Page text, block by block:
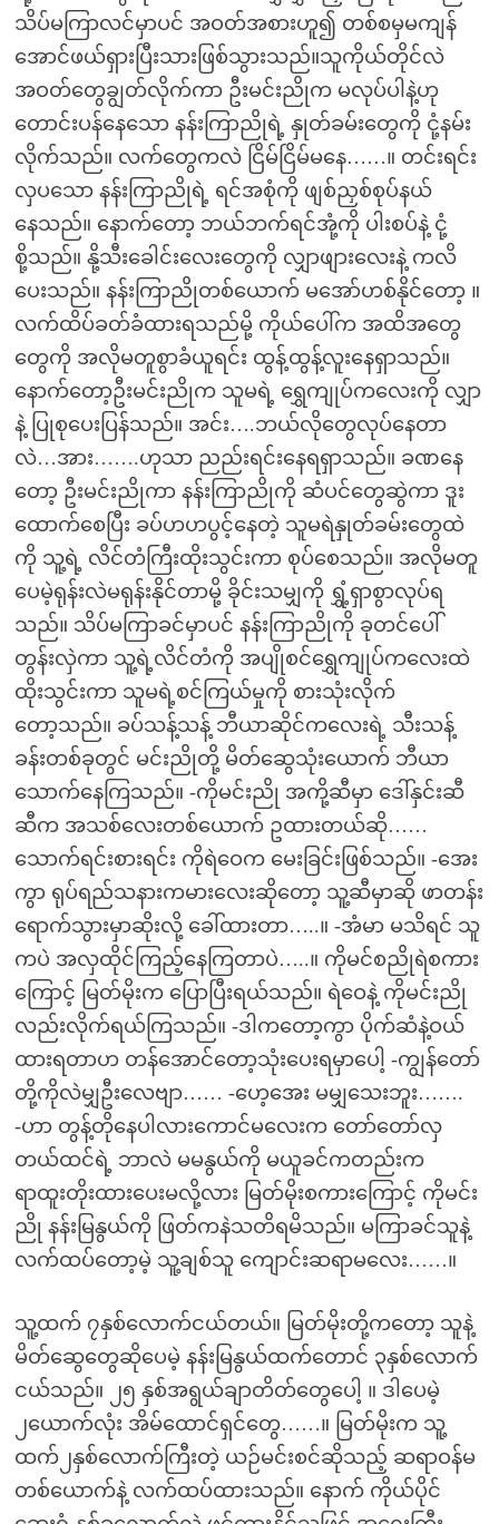
သိပ်မကြာလင်မှာပင် အဝတ်အစားဟူ၍ တစ်စမှမကျန်
အောင်ဖယ်ရှားပြီးသားဖြစ်သွားသည်။သူကိုယ်တိုင်လဲ
အဝတ်တွေချွတ်လိုက်ကာ ဦးမင်းညိုက မလုပ်ပါနဲ့ဟု
တောင်းပန်နေသော နန်းကြာညိုရဲ့ နှုတ်ခမ်းတွေကို ငုံ့နမ်း
လိုက်သည်။ လက်တွေကလဲ ငြိမ်ငြိမ်မနေ……။ တင်းရင်း
လှပသော နန်းကြာညိုရဲ့ ရင်အစုံကို ဖျစ်ညှစ်စုပ်နယ်
နေသည်။ နောက်တော့ ဘယ်ဘက်ရင်အုံ့ကို ပါးစပ်နဲ့ ငုံ့
စို့သည်။ နို့သီးခေါင်းလေးတွေကို လျှာဖျားလေးနဲ့ ကလိ
ပေးသည်။ နန်းကြာညိုတစ်ယောက် မအော်ဟစ်နိုင်တော့ ။
လက်ထိပ်ခတ်ခံထားရသည်မို့ ကိုယ်ပေါ်က အထိအတွေ
တွေကို အလိုမတူစွာခံယူရင်း ထွန့်ထွန့်လူးနေရှာသည်။
နောက်တော့ဦးမင်းညိုက သူမရဲ့ ရွှေကျုပ်ကလေးကို လျှာ
နဲ့ ပြုစုပေးပြန်သည်။ အင်း….ဘယ်လိုတွေလုပ်နေတာ
လဲ…အား…….ဟုသာ ညည်းရင်းနေရရှာသည်။ ခဏနေ
တော့ ဦးမင်းညိုကာ နန်းကြာညိုကို ဆံပင်တွေဆွဲကာ ဒူး
ထောက်စေပြီး ခပ်ဟဟပွင့်နေတဲ့ သူမရဲနှုတ်ခမ်းတွေထဲ
ကို သူ့ရဲ့ လိင်တံကြီးထိုးသွင်းကာ စုပ်စေသည်။ အလိုမတူ
ပေမဲ့ရုန်းလဲမရုန်းနိုင်တာမို့ ခိုင်းသမျှကို ရွှံ့ရှာစွာလုပ်ရ
သည်။ သိပ်မကြာခင်မှာပင် နန်းကြာညိုကို ခုတင်ပေါ်
တွန်းလှဲကာ သူ့ရဲ့လိင်တံကို အပျိုစင်ရွှေကျုပ်ကလေးထဲ
ထိုးသွင်းကာ သူမရဲ့စင်ကြယ်မှုကို စားသုံးလိုက်
တော့သည်။ ခပ်သန့်သန့် ဘီယာဆိုင်ကလေးရဲ့ သီးသန့်
ခန်းတစ်ခုတွင် မင်းညိုတို့ မိတ်ဆွေသုံးယောက် ဘီယာ
သောက်နေကြသည်။ -ကိုမင်းညို အကို့ဆီမှာ ဒေါ်နှင်းဆီ
ဆီက အသစ်လေးတစ်ယောက် ဥထားတယ်ဆို……
သောက်ရင်းစားရင်း ကိုရဲဝေက မေးခြင်းဖြစ်သည်။ -အေး
ကွာ ရုပ်ရည်သနားကမားလေးဆိုတော့ သူ့ဆီမှာဆို ဖာတန်း
ရောက်သွားမှာဆိုးလို့ ခေါ်ထားတာ…..။ -အံမာ မသိရင် သူ
ကပဲ အလှထိုင်ကြည့်နေကြတာပဲ…..။ ကိုမင်စညိုရဲစကား
ကြောင့် မြတ်မိုးက ပြောပြီးရယ်သည်။ ရဲဝေနဲ့ ကိုမင်းညို
လည်းလိုက်ရယ်ကြသည်။ -ဒါကတော့ကွာ ပိုက်ဆံနဲ့ဝယ်
ထားရတာဟ တန်အောင်တော့သုံးပေးရမှာပေါ့ -ကျွန်တော်
တို့ကိုလဲမျှဦးလေဗျာ…… -ဟေ့အေး မမျှသေးဘူး…….
-ဟာ တွန့်တိုနေပါလားကောင်မလေးက တော်တော်လှ
တယ်ထင်ရဲ့ ဘာလဲ မမနွယ်ကို မယူခင်ကတည်းက
ရာထူးတိုးထားပေးမလို့လား မြတ်မိုးစကားကြောင့် ကိုမင်း
ညို နန်းမြနွယ်ကို ဖြတ်ကနဲသတိရမိသည်။ မကြာခင်သူနဲ့
လက်ထပ်တော့မဲ့ သူ့ချစ်သူ ကျောင်းဆရာမလေး……။
သူ့ထက် ၇နှစ်လောက်ငယ်တယ်။ မြတ်မိုးတို့ကတော့ သူနဲ့
မိတ်ဆွေတွေဆိုပေမဲ့ နန်းမြနွယ်ထက်တောင် ၃နှစ်လောက်
ငယ်သည်။ ၂၅ နှစ်အရွယ်ချာတိတ်တွေပေါ့ ။ ဒါပေမဲ့
၂ယောက်လုံး အိမ်ထောင်ရှင်တွေ……။ မြတ်မိုးက သူ့
ထက်၂နှစ်လောက်ကြီးတဲ့ ယဉ်မင်းစင်ဆိုသည့် ဆရာဝန်မ
တစ်ယောက်နဲ့ လက်ထပ်ထားသည်။ နောက် ကိုယ်ပိုင်